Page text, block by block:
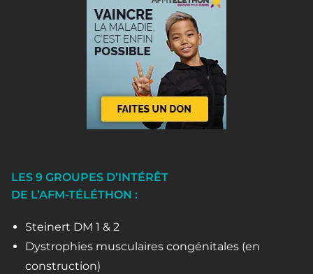
LES 9 GROUPES D’INTÉRÊT
DE L’AFM-TÉLÉTHON :
Steinert DM 1 & 2
Dystrophies musculaires congénitales (en
construction)